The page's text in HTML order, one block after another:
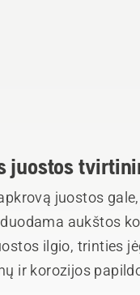
juostos
juostos
aukštos
ilgio, trinties
ir korozijos